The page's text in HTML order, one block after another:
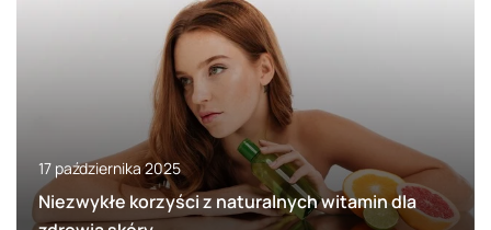
17 października 2025
Niezwykłe korzyści z naturalnych witamin dla